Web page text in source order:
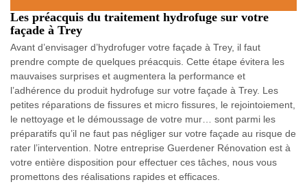
Les préacquis du traitement hydrofuge sur votre
façade à Trey
Avant d’envisager d’hydrofuger votre façade à Trey, il faut
prendre compte de quelques préacquis. Cette étape évitera les
mauvaises surprises et augmentera la performance et
l’adhérence du produit hydrofuge sur votre façade à Trey. Les
petites réparations de fissures et micro fissures, le rejointoiement,
le nettoyage et le démoussage de votre mur… sont parmi les
préparatifs qu’il ne faut pas négliger sur votre façade au risque de
rater l’intervention. Notre entreprise Guerdener Rénovation est à
votre entière disposition pour effectuer ces tâches, nous vous
promettons des réalisations rapides et efficaces.